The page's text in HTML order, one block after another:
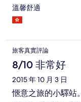
溫馨舒適
旅客真實評論
8/10 非常好
2015 年 10 月 3 日
愜意之旅的小驛站。